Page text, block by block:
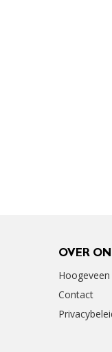
OVER
Contact